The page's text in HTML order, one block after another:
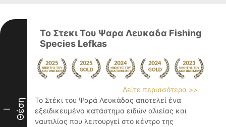
I Θέση
Το Στεκι Του Ψαρα Λευκαδα Fishing
Species Lefkas
Δείτε περισσότερα >>
Το Στέκι του Ψαρά Λευκάδας αποτελεί ένα
εξειδικευμένο κατάστημα ειδών αλιείας και
ναυτιλίας που λειτουργεί στο κέντρο της